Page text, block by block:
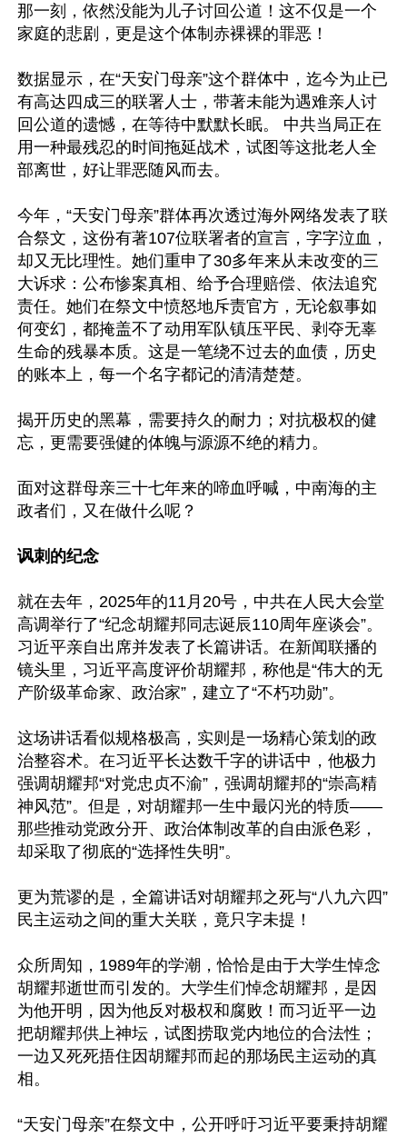
那一刻，依然没能为儿子讨回公道！这不仅是一个
家庭的悲剧，更是这个体制赤裸裸的罪恶！
数据显示，在“天安门母亲”这个群体中，迄今为止已
有高达四成三的联署人士，带著未能为遇难亲人讨
回公道的遗憾，在等待中默默长眠。 中共当局正在
用一种最残忍的时间拖延战术，试图等这批老人全
部离世，好让罪恶随风而去。
今年，“天安门母亲”群体再次透过海外网络发表了联
合祭文，这份有著107位联署者的宣言，字字泣血，
却又无比理性。她们重申了30多年来从未改变的三
大诉求：公布惨案真相、给予合理赔偿、依法追究
责任。她们在祭文中愤怒地斥责官方，无论叙事如
何变幻，都掩盖不了动用军队镇压平民、剥夺无辜
生命的残暴本质。这是一笔绕不过去的血债，历史
的账本上，每一个名字都记的清清楚楚。
揭开历史的黑幕，需要持久的耐力；对抗极权的健
忘，更需要强健的体魄与源源不绝的精力。
面对这群母亲三十七年来的啼血呼喊，中南海的主
政者们，又在做什么呢？
讽刺的纪念
就在去年，2025年的11月20号，中共在人民大会堂
高调举行了“纪念胡耀邦同志诞辰110周年座谈会”。
习近平亲自出席并发表了长篇讲话。在新闻联播的
镜头里，习近平高度评价胡耀邦，称他是“伟大的无
产阶级革命家、政治家”，建立了“不朽功勋”。
这场讲话看似规格极高，实则是一场精心策划的政
治整容术。在习近平长达数千字的讲话中，他极力
强调胡耀邦“对党忠贞不渝”，强调胡耀邦的“崇高精
神风范”。但是，对胡耀邦一生中最闪光的特质——
那些推动党政分开、政治体制改革的自由派色彩，
却采取了彻底的“选择性失明”。
更为荒谬的是，全篇讲话对胡耀邦之死与“八九六四”
民主运动之间的重大关联，竟只字未提！
众所周知，1989年的学潮，恰恰是由于大学生悼念
胡耀邦逝世而引发的。大学生们悼念胡耀邦，是因
为他开明，因为他反对极权和腐败！而习近平一边
把胡耀邦供上神坛，试图捞取党内地位的合法性；
一边又死死捂住因胡耀邦而起的那场民主运动的真
相。
“天安门母亲”在祭文中，公开呼吁习近平要秉持胡耀